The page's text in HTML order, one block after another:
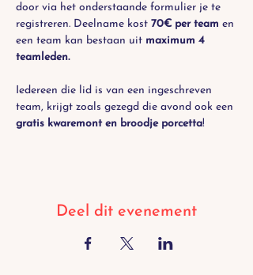
door via het onderstaande formulier je te
registreren. Deelname kost 70€ per team en
een team kan bestaan uit maximum 4
teamleden.
Iedereen die lid is van een ingeschreven
team, krijgt zoals gezegd die avond ook een
gratis kwaremont en broodje porcetta!
Deel dit evenement